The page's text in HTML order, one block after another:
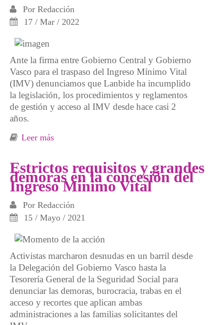
Por Redacción
17 / Mar / 2022
Ante la firma entre Gobierno Central y Gobierno
Vasco para el traspaso del Ingreso Mínimo Vital
(IMV) denunciamos que Lanbide ha incumplido
la legislación, los procedimientos y reglamentos
de gestión y acceso al IMV desde hace casi 2
años.
Leer más
Estrictos requisitos y grandes
demoras en la concesión del
Ingreso Mínimo Vital
Por Redacción
15 / Mayo / 2021
Activistas marcharon desnudas en un barril desde
la Delegación del Gobierno Vasco hasta la
Tesorería General de la Seguridad Social para
denunciar las demoras, burocracia, trabas en el
acceso y recortes que aplican ambas
administraciones a las familias solicitantes del